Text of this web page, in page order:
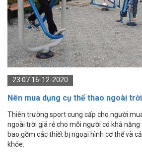
23:07 16-12-2020
Nên mua dụng cụ thể thao ngoài
Thiên trường sport cung cấp cho người
ngoài trời giá rẻ cho mỗi người có khả
bao gồm các thiết bị ngoại hình cơ thể và
khỏe.